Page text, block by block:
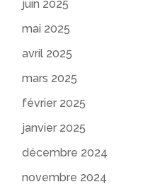
juin 2025
mai 2025
avril 2025
mars 2025
février 2025
janvier 2025
décembre 2024
novembre 2024